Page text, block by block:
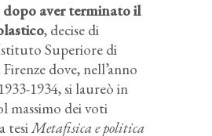
aver terminato il
, decise di
Superiore di
dove, nell’anno
1934, si laureò in
massimo dei voti
tesiMetafisica e politica